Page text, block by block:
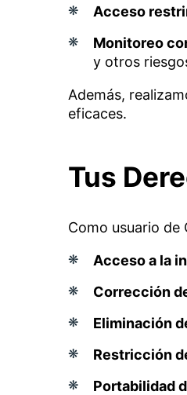
Acceso
Monitoreo
y otros
Además,
eficaces.
Tus
Como usuario
Acceso a la
Corrección
Eliminación
Restricción
Portabilidad